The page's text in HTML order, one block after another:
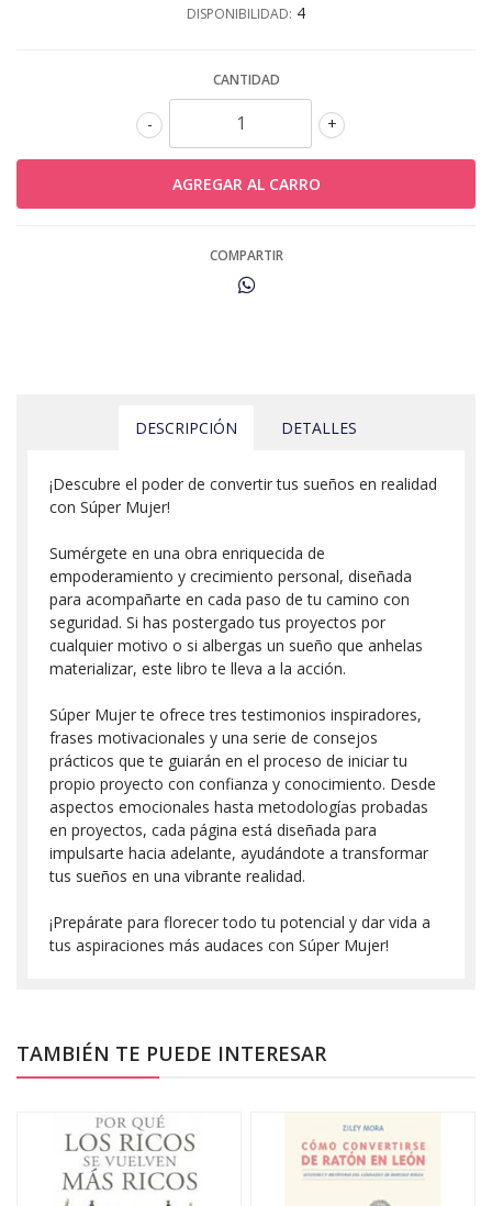
DISPONIBILIDAD: 4
CANTIDAD
+
-
COMPARTIR
DESCRIPCIÓN DETALLES
¡Descubre el poder de convertir tus sueños en realidad
con Súper Mujer!
Sumérgete en una obra enriquecida de
empoderamiento y crecimiento personal, diseñada
para acompañarte en cada paso de tu camino con
seguridad. Si has postergado tus proyectos por
cualquier motivo o si albergas un sueño que anhelas
materializar, este libro te lleva a la acción.
Súper Mujer te ofrece tres testimonios inspiradores,
frases motivacionales y una serie de consejos
prácticos que te guiarán en el proceso de iniciar tu
propio proyecto con confianza y conocimiento. Desde
aspectos emocionales hasta metodologías probadas
en proyectos, cada página está diseñada para
impulsarte hacia adelante, ayudándote a transformar
tus sueños en una vibrante realidad.
¡Prepárate para florecer todo tu potencial y dar vida a
tus aspiraciones más audaces con Súper Mujer!
TAMBIÉN TE PUEDE INTERESAR